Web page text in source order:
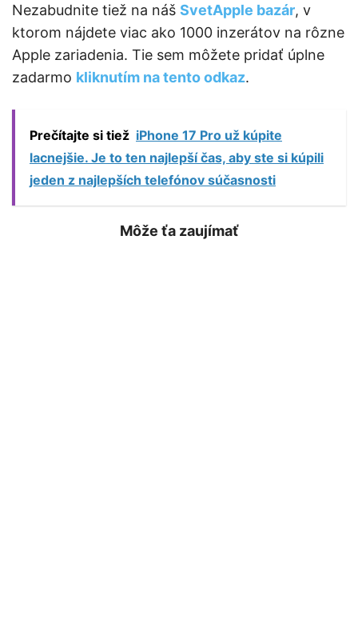
Nezabudnite tiež na náš SvetApple bazár, v
ktorom nájdete viac ako 1000 inzerátov na rôzne
Apple zariadenia. Tie sem môžete pridať úplne
zadarmo kliknutím na tento odkaz.
Prečítajte si tiež iPhone 17 Pro už kúpite
lacnejšie. Je to ten najlepší čas, aby ste si kúpili
jeden z najlepších telefónov súčasnosti
Môže ťa zaujímať